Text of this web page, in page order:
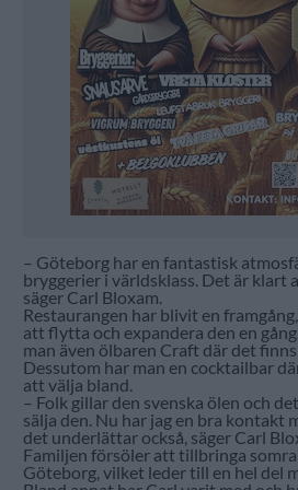
– Göteborg har en fantastisk
bryggerier i världsklass. Det är klart
säger Carl Bloxam.
Restaurangen har blivit en
att flytta och expandera den en
man även ölbaren Craft där det
Dessutom har man en cocktailbar
att välja bland.
– Folk gillar den svenska ölen och
sälja den. Nu har jag en bra kontakt
det underlättar också, säger Carl
Familjen försöler att tillbringa
Göteborg, vilket leder till en hel del